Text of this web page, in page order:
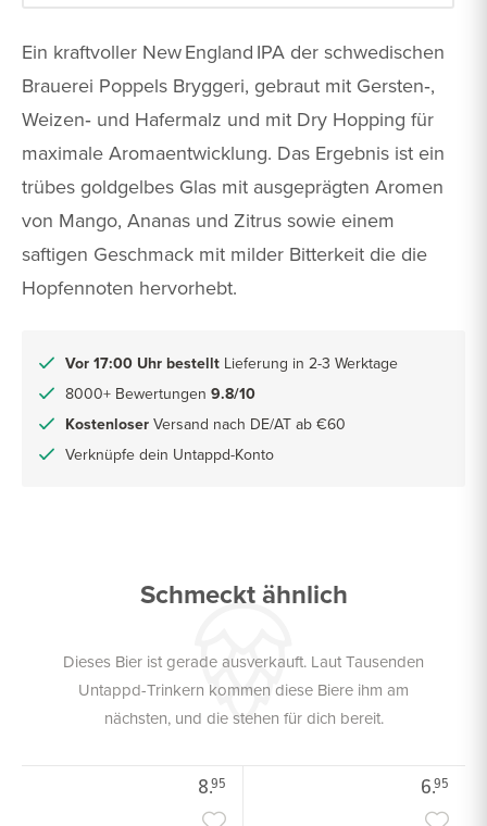
Ein kraftvoller New England IPA der schwedischen
Brauerei Poppels Bryggeri, gebraut mit Gersten‑,
Weizen‑ und Hafermalz und mit Dry Hopping für
maximale Aromaentwicklung. Das Ergebnis ist ein
trübes goldgelbes Glas mit ausgeprägten Aromen
von Mango, Ananas und Zitrus sowie einem
saftigen Geschmack mit milder Bitterkeit die die
Hopfennoten hervorhebt.
Vor 17:00 Uhr bestellt Lieferung in 2-3 Werktage
8000+ Bewertungen 9.8/10
Kostenloser Versand nach DE/AT ab €60
Verknüpfe dein Untappd-Konto
Schmeckt ähnlich
Dieses Bier ist gerade ausverkauft. Laut Tausenden
Untappd-Trinkern kommen diese Biere ihm am
nächsten, und die stehen für dich bereit.
8.95 6.95